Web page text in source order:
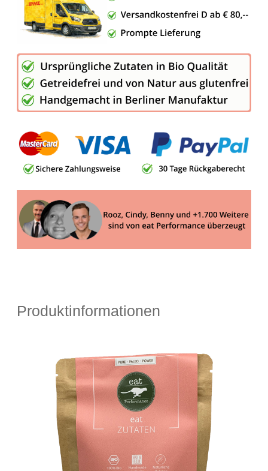
Produktinformationen